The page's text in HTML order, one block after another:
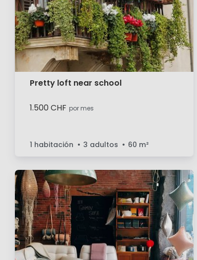
Pretty loft near school
1.500 CHF por mes
1 habitación 3 adultos 60 m²